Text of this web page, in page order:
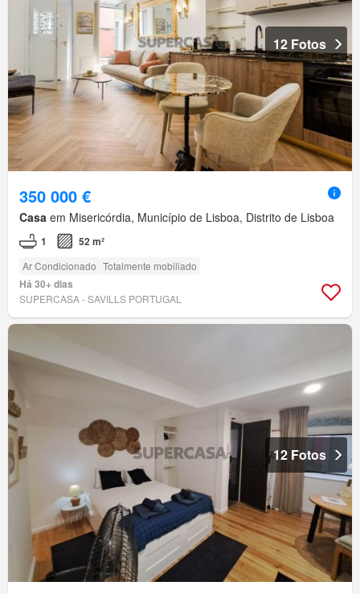
12 Fotos
350 000 €
Casa em Misericórdia, Município de Lisboa, Distrito de Lisboa
1 52 m²
Ar Condicionado Totalmente mobiliado
Há 30+ dias
SUPERCASA - SAVILLS PORTUGAL
12 Fotos